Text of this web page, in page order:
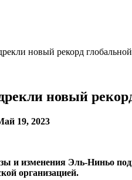
новый рекорд
новый
19, 2023
и изменения Эль-Ниньо
организацией.